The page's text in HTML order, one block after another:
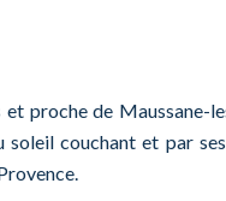
proche de Maussane-
soleil couchant et par